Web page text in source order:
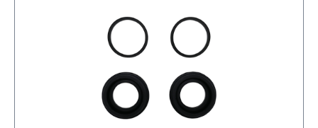
CSUE, CZJA, CSUB uvm. passende PR-Nummer: 0K0, 0K4,
5C0, 5C1, GJ0 Unser Service für Sie: Um Fehlkäufe zu
vermeiden, bieten wir Ihnen die Möglichkeit, uns vor Ihrer
Bestellung oder in der Kaufabwicklung die 17-stellige
Fahrgestellnummer (Bsp. VW: WVWZZZ... Audi: WAUZZZ...)
Ihres Fahrzeugs mitzuteilen. Wir prüfen vorab, ob der